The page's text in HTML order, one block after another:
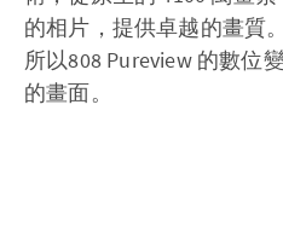
的相片，提供卓越的畫質
所以808 Pureview 的數位
的畫面。